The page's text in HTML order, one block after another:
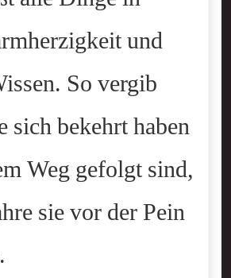
und
So vergib
sich bekehrt haben
Weg gefolgt sind,
sie vor der Pein